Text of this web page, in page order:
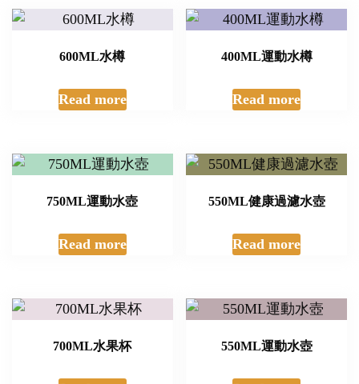
600ML水樽
Read more
400ML運動水樽
Read more
750ML運動水壺
Read more
550ML健康過濾水壺
Read more
700ML水果杯 550ML運動水壺